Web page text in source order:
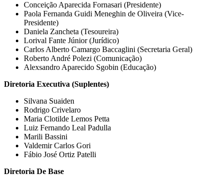
Conceição Aparecida Fornasari (Presidente)
Paola Fernanda Guidi Meneghin de Oliveira (Vice-
Presidente)
Daniela Zancheta (Tesoureira)
Lorival Fante Júnior (Jurídico)
Carlos Alberto Camargo Baccaglini (Secretaria Geral)
Roberto André Polezi (Comunicação)
Alexsandro Aparecido Sgobin (Educação)
Diretoria Executiva (Suplentes)
Silvana Suaiden
Rodrigo Crivelaro
Maria Clotilde Lemos Petta
Luiz Fernando Leal Padulla
Marili Bassini
Valdemir Carlos Gori
Fábio José Ortiz Patelli
Diretoria De Base